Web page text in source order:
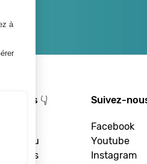
A propos 👇
Le réseau
Les actus
Suivez-
Facebook
Youtube
Instagram